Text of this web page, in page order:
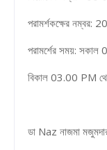
পরামর্শকক্ষের নম্বর:
পরামর্শের সময়:
বিকাল 03.00 PM
ডা Naz নাজমা